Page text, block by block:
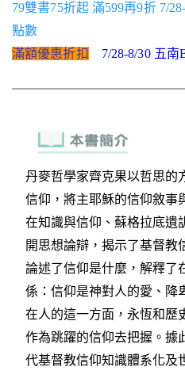
79雙書75折起 滿599再9折 7/
點數
滿額優惠折扣
7/28-8/30 五